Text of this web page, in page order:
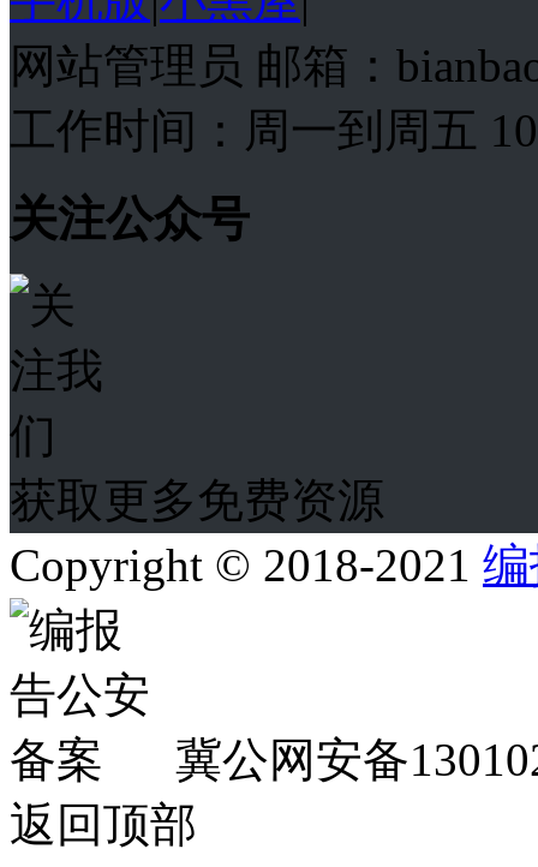
网站管理员 邮箱：
工作时间：周一到周五
关注公众号
获取更多免费资源
Copyright © 2018-2021
冀公网安备
返回顶部